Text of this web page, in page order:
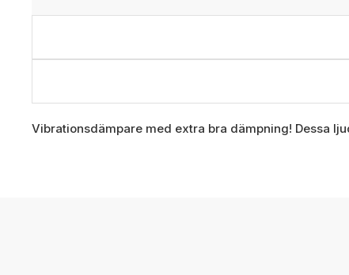
Vibrationsdämpare med extra bra dämpning! Dessa